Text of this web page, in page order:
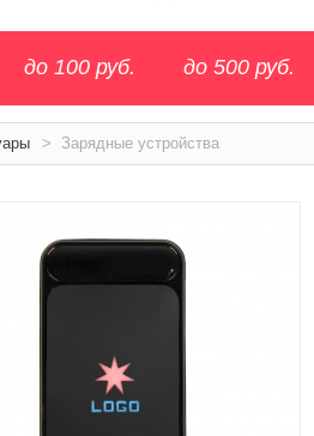
до 100 руб. до 500 руб.
> Зарядные устройства